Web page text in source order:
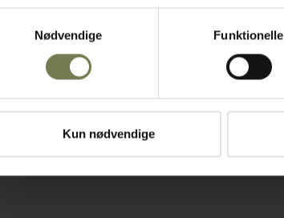
Nødvendige
Funktionelle
Kun nødvendige